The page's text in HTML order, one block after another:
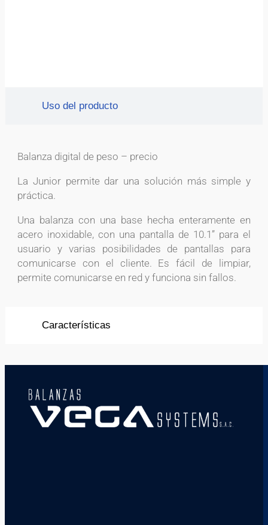
Uso del producto
Características
Balanza digital de peso – precio
La Junior permite dar una solución más simple y
práctica.
Una balanza con una base hecha enteramente en
acero inoxidable, con una pantalla de 10.1” para el
usuario y varias posibilidades de pantallas para
comunicarse con el cliente. Es fácil de limpiar,
permite comunicarse en red y funciona sin fallos.